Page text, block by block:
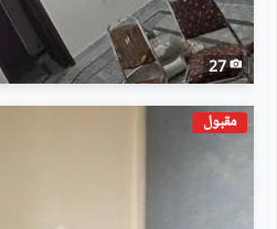
27
مقبول